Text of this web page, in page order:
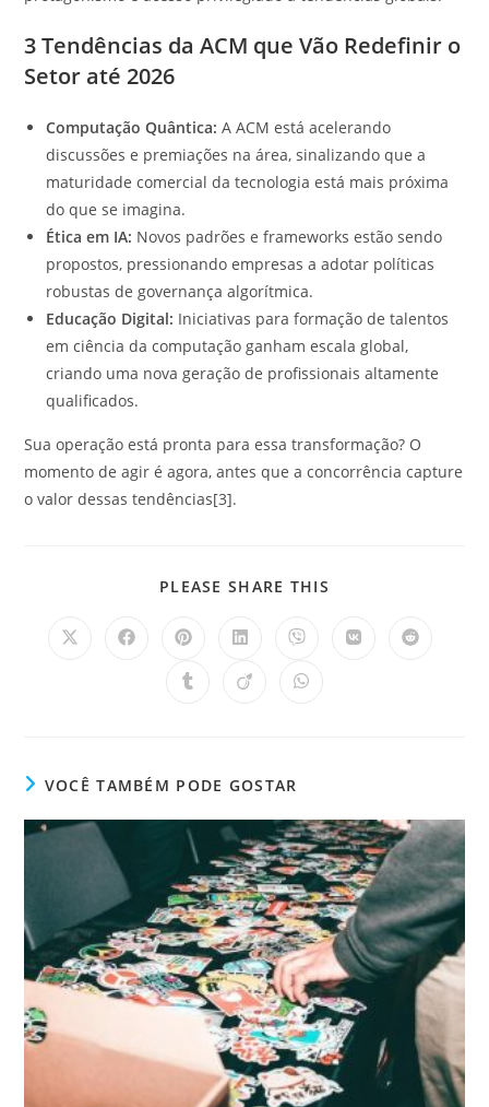
3 Tendências da ACM que Vão Redefinir o
Setor até 2026
Computação Quântica: A ACM está acelerando
discussões e premiações na área, sinalizando que a
maturidade comercial da tecnologia está mais próxima
do que se imagina.
Ética em IA: Novos padrões e frameworks estão sendo
propostos, pressionando empresas a adotar políticas
robustas de governança algorítmica.
Educação Digital: Iniciativas para formação de talentos
em ciência da computação ganham escala global,
criando uma nova geração de profissionais altamente
qualificados.
Sua operação está pronta para essa transformação? O
momento de agir é agora, antes que a concorrência capture
o valor dessas tendências[3].
PLEASE SHARE THIS
VOCÊ TAMBÉM PODE GOSTAR